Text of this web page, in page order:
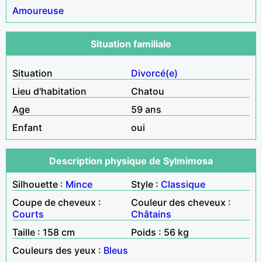
Amoureuse
Situation familiale
Situation
Divorcé(e)
Lieu d'habitation
Chatou
Age
59 ans
Enfant
oui
Description physique de Sylmimosa
Silhouette : Mince Style : Classique
Coupe de cheveux :
Courts
Couleur des cheveux :
Châtains
Taille : 158 cm
Poids : 56 kg
Couleurs des yeux : Bleus